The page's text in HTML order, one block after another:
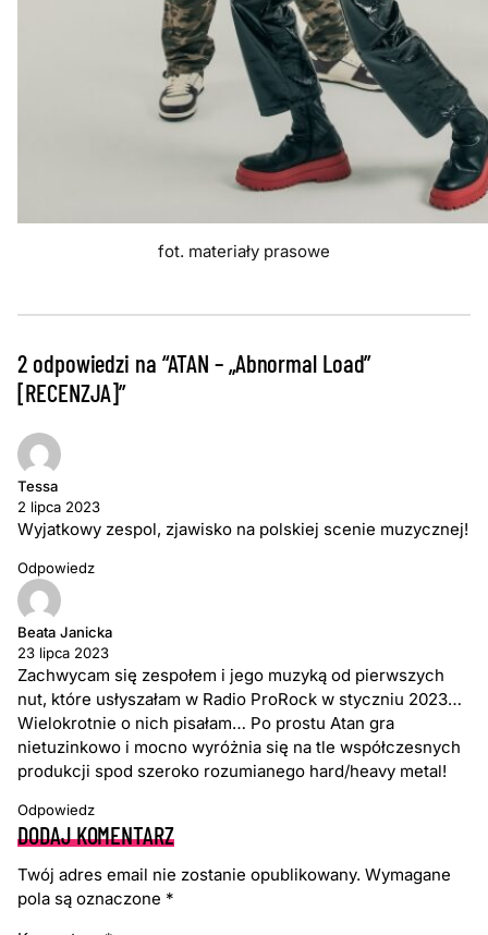
fot. materiały prasowe
2 odpowiedzi na “ATAN – „Abnormal Load”
[RECENZJA]”
Tessa
2 lipca 2023
Wyjatkowy zespol, zjawisko na polskiej scenie muzycznej!
Odpowiedz
Beata Janicka
23 lipca 2023
Zachwycam się zespołem i jego muzyką od pierwszych
nut, które usłyszałam w Radio ProRock w styczniu 2023…
Wielokrotnie o nich pisałam… Po prostu Atan gra
nietuzinkowo i mocno wyróżnia się na tle współczesnych
produkcji spod szeroko rozumianego hard/heavy metal!
Odpowiedz
DODAJ KOMENTARZ
Twój adres email nie zostanie opublikowany. Wymagane
pola są oznaczone *